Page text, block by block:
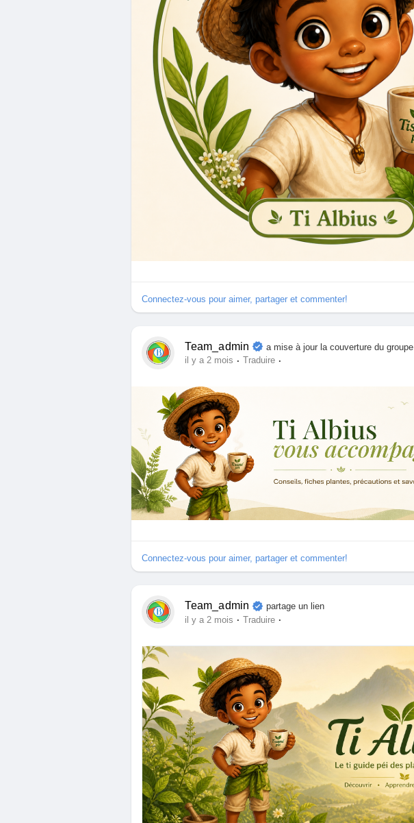
Connectez-vous pour aimer, partager et commenter!
Team_admin a mise à jour la couverture du groupe
il y a 2 mois · Traduire ·
Connectez-vous pour aimer, partager et commenter!
Team_admin partage un lien
il y a 2 mois · Traduire ·